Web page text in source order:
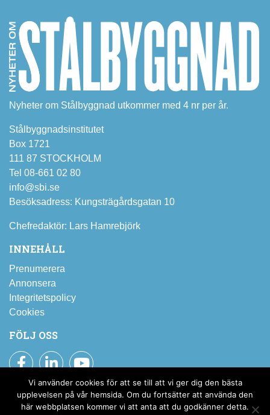
Nyheter om Stålbyggnad utkommer med 4 nr per år.
Stålbyggnadsinstitutet
Box 1721
111 87 STOCKHOLM
Tel 08-661 02 80
info@sbi.se
Besöksadress: Kungsträgårdsgatan 10
Chefredaktör: Lars Hamrebjörk
INNEHÅLL
Prenumerera
Annonsera
Integritetspolicy
Cookies
FÖLJ OSS
Facebook
LinkedInYouTube
Prenumerera på SBI:s nyhetsbrev
Vi använder cookies för att se till att vi ger dig den bästa
upplevelsen på vår hemsida. Om du fortsätter att använda den
här webbplatsen kommer vi att anta att du godkänner detta.